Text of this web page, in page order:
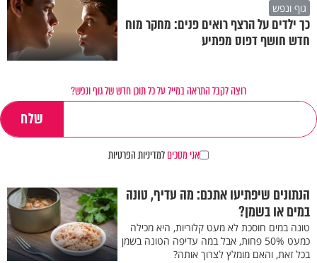
גוף ונפש
כך ילדים על הרצף רואים פנים: מחקר מוח
חדש חושף דפוס מפתיע
רוצה לקבל התראה במייל על כל תוכן חדש של גוף ונפש?
אני מסכיםלמדיניות הפרטיות
הנתונים שיפתיעו אתכם: מה עדיף, טונה
במים או בשמן?
טונה במים חוסכת לא מעט קלוריות, היא מכילה
כמעט 50% פחות, אבל במה עדיפה הטונה בשמן
בכל זאת, והאם מומלץ לצרוך אותה?